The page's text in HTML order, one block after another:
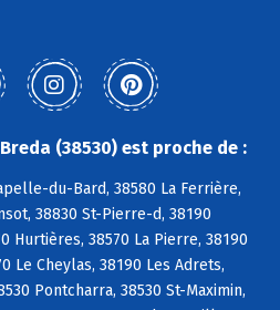
(38530) est proche de :
du-Bard, 38580 La Ferrière,
38830 St-Pierre-d, 38190
Hurtières, 38570 La Pierre, 38190
Le Cheylas, 38190 Les Adrets,
Pontcharra, 38530 St-Maximin,